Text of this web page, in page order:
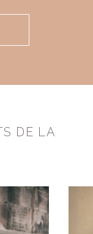
DE LA